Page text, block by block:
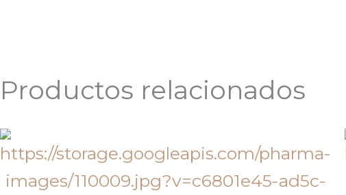
Productos relacionados